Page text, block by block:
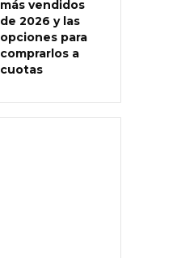
más vendidos
de 2026 y las
opciones para
comprarlos a
cuotas